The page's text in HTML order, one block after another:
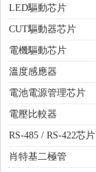
LED驅動芯片
CUT驅動器芯片
電機驅動芯片
溫度感應器
電池電源管理芯片
電壓比較器
RS-485 / RS-422芯片
肖特基二極管